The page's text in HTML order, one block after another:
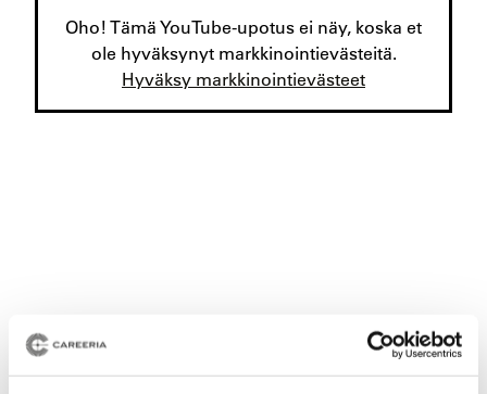
Oho! Tämä YouTube-upotus ei näy, koska et
ole hyväksynyt markkinointievästeitä.
Hyväksy markkinointievästeet